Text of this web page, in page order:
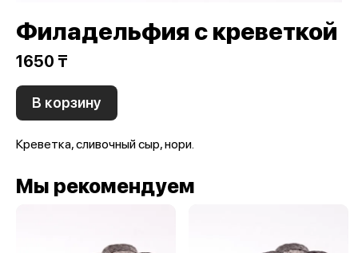
Филадельфия с креветкой
1650 ₸
В корзину
Креветка, сливочный сыр, нори.
Мы рекомендуем